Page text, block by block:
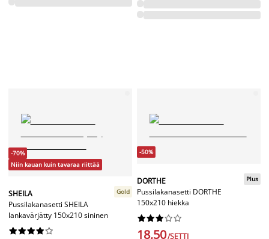
-70%
Niin kauan kuin tavaraa riittää
SHEILA
Pussilakanasetti SHEILA
lankavärjätty 150x210 sininen
Gold






-50%
DORTHE
Pussilakanasetti DORTHE
150x210 hiekka
Plus






18,50/SETTI